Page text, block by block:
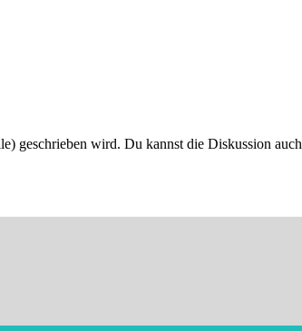
geschrieben wird. Du kannst die Diskussion auch